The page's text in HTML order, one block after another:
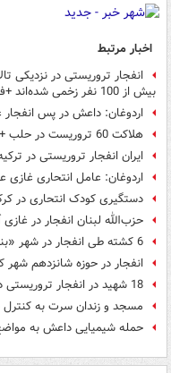
اخبار مرتبط
بیش از 100 نفر زخمی شده‌اند +فیلم و عکس
اردوغان: داعش در پس انفجار
هلاکت 60 تروریست در حلب +اسامی
ایران انفجار تروریستی در
اردوغان: عامل انتحاری غازی عینتاپ، 12 تا
دستگیری کودک انتحاری در
حزب‌الله لبنان انفجار در
6 کشته طی انفجار در شهر «بنغازی»
انفجار در حوزه شانزدهم شهر
18 شهید در انفجار تروریستی در کربلا
مسجد و زندان سرت به کنترل
حمله شیمیایی داعش به